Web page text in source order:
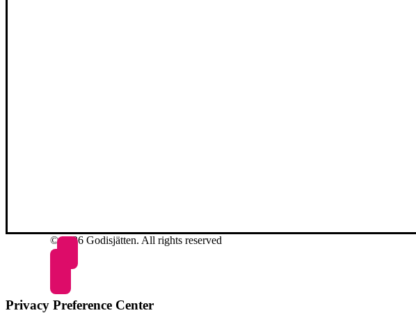
© 2026 Godisjätten. All rights reserved
Privacy Preference Center